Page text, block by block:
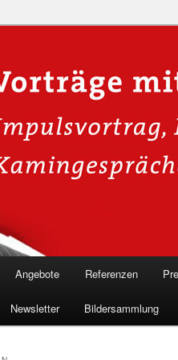
für
🛡️
in die Welt der Cybersicherheit
& schützen Sie sich
Angebote Referenzen
Newsletter Bildersammlung